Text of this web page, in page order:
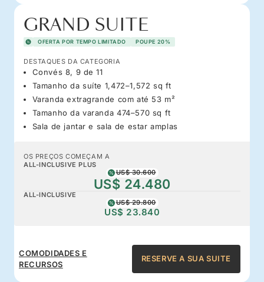
GRAND SUITE
OFERTA POR TEMPO LIMITADO POUPE 20%
DESTAQUES DA CATEGORIA
Convés 8, 9 de 11
Tamanho da suíte 1,472–1,572 sq ft
Varanda extragrande com até 53 m²
Tamanho da varanda 474–570 sq ft
Sala de jantar e sala de estar amplas
OS PREÇOS COMEÇAM A
ALL-INCLUSIVE PLUS
US$ 30.600
US$ 24.480
ALL-INCLUSIVE
US$ 29.800
US$ 23.840
COMODIDADES E
RECURSOS
RESERVE A SUA SUITE